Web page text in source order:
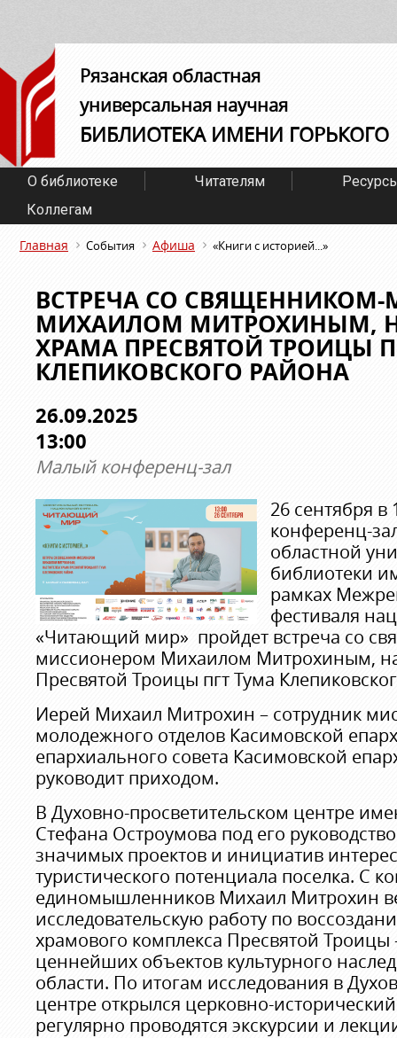
Рязанская областная
универсальная научная
БИБЛИОТЕКА ИМЕНИ ГОРЬКОГО
О библиотеке Читателям
Коллегам
Главная События Афиша «Книги с историей...»
ВСТРЕЧА СО
МИХАИЛОМ МИТРОХИНЫМ,
ХРАМА ПРЕСВЯТОЙ ТРОИЦЫ
КЛЕПИКОВСКОГО РАЙОНА
26.09.2025
13:00
Малый конференц-зал
26 сентября
конференц-
областной
библиотеки
рамках
фестиваля
«Читающий мир» пройдет встреча со
миссионером Михаилом Митрохиным,
Пресвятой Троицы пгт Тума
Иерей Михаил Митрохин – сотрудник
молодежного отделов Касимовской
епархиального совета Касимовской
руководит приходом.
В Духовно-просветительском центре
Стефана Остроумова под его
значимых проектов и инициатив
туристического потенциала поселка. С
единомышленников Михаил Митрохин
исследовательскую работу по
храмового комплекса Пресвятой Троицы
ценнейших объектов культурного
области. По итогам исследования в
центре открылся церковно-
регулярно проводятся экскурсии и